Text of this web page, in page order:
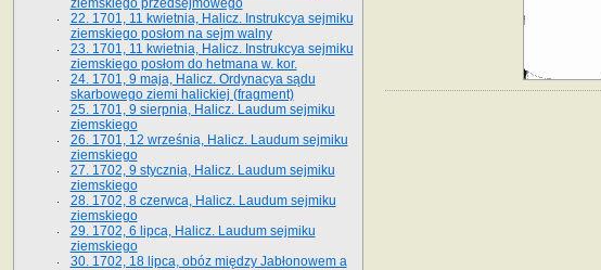
ziemskiego przedsejmowego
22. 1701, 11 kwietnia, Halicz. Instrukcya sejmiku
ziemskiego posłom na sejm walny
23. 1701, 11 kwietnia, Halicz. Instrukcya sejmiku
ziemskiego posłom do hetmana w. kor.
24. 1701, 9 maja, Halicz. Ordynacya sądu
skarbowego ziemi halickiej (fragment)
25. 1701, 9 sierpnia, Halicz. Laudum sejmiku
ziemskiego
26. 1701, 12 września, Halicz. Laudum sejmiku
ziemskiego
27. 1702, 9 stycznia, Halicz. Laudum sejmiku
ziemskiego
28. 1702, 8 czerwca, Halicz. Laudum sejmiku
ziemskiego
29. 1702, 6 lipca, Halicz. Laudum sejmiku
ziemskiego
30. 1702, 18 lipca, obóz między Jabłonowem a